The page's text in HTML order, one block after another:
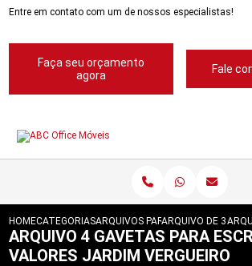
Entre em contato com um de nossos especialistas!
Faça seu orçamento
agora
Fale
HOMECATEGORIASARQUIVOS PARA ESCRITORIOS
ARQUIVO DE 3
ARQUIVO 4 GAVETAS PARA
VALORES JARDIM VERGUEIRO